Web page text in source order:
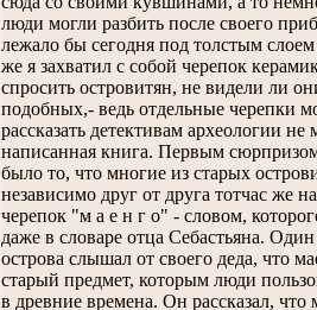
люди могли разбить после своего
лежало бы сегодня под толстым
же я захватил с собой черепок
спросить островитян, не видели ли
подобных,- ведь отдельные черепки
рассказать детективам археологии
написанная книга. Первым
было то, что многие из старых
независимо друг от друга тотчас же
черепок "м а е н г о" - словом,
даже в словаре отца Себастьяна.
острова слышал от своего деда, что
старый предмет, которым люди
в древние времена. Он рассказал, что